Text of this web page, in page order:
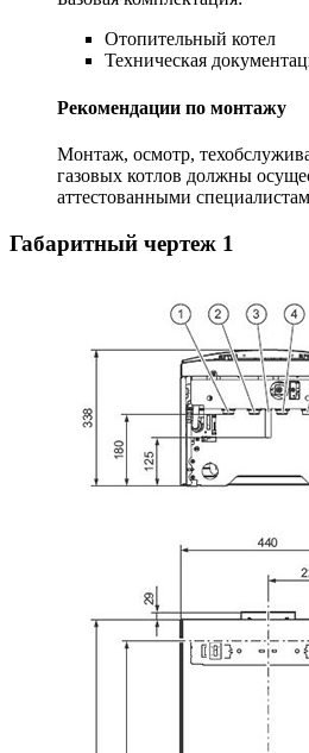
Отопительный котел
Техническая
Рекомендации по монтажу
Монтаж, осмотр,
газовых котлов должны
аттестованными
Габаритный чертеж 1